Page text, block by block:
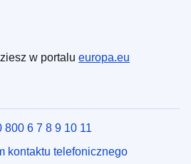
w portalu europa.eu
6 7 8 9 10 11
kontaktu telefonicznego